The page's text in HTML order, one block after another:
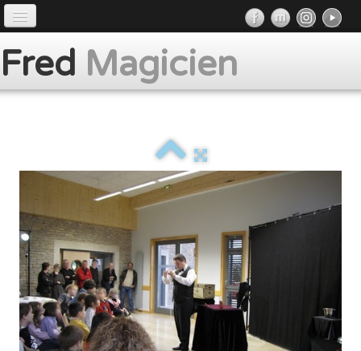
Préface
Presse
Contact
Fred Magicien